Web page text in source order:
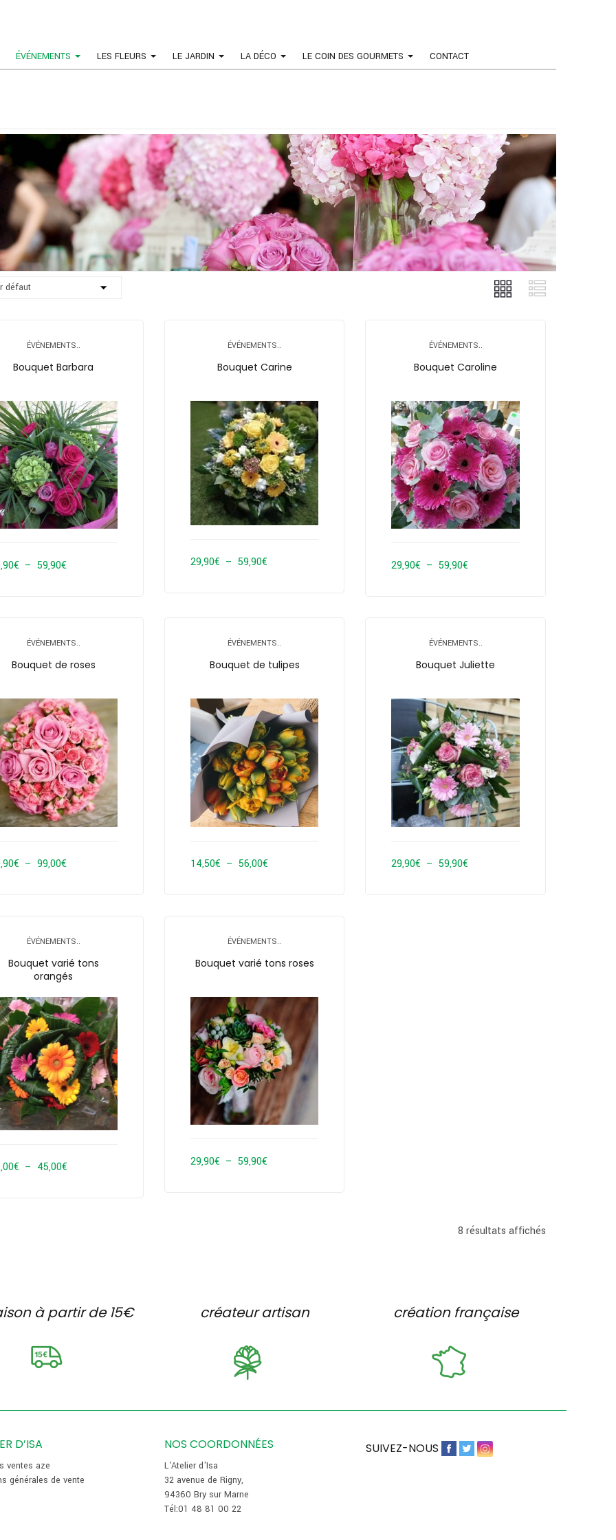
ÉVÉNEMENTS LES FLEURS LE JARDIN LA DÉCO LE COIN DES GOURMETS CONTACT
ÉVÉNEMENTS..
Bouquet Barbara
€ – 59,90€Plage
à
59,90€
ÉVÉNEMENTS..
Bouquet Carine
29,90€ – 59,90€Plage
à
59,90€
ÉVÉNEMENTS..
Bouquet Caroline
29,90€ – 59,90€Plage
à
59,90€
ÉVÉNEMENTS..
Bouquet de roses
€ – 99,00€Plage
à
99,00€
ÉVÉNEMENTS..
Bouquet de tulipes
14,50€ – 56,00€Plage
à
56,00€
ÉVÉNEMENTS..
Bouquet Juliette
29,90€ – 59,90€Plage
ÉVÉNEMENTS..
Bouquet varié tons
orangés
€ – 45,00€Plage
ÉVÉNEMENTS..
Bouquet varié tons roses
29,90€ – 59,90€Plage
8 résultats affichés
à partir de 15€ créateur artisan création française
D’ISA
ventes aze
générales de vente
NOS COORDONNÉES
L'Atelier d'Isa
32 avenue de Rigny,
94360 Bry sur Marne
Tél:01 48 81 00 22
SUIVEZ-NOUS